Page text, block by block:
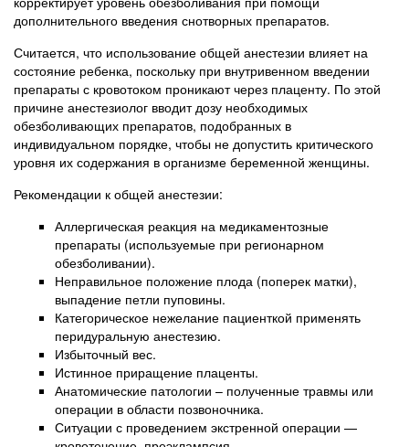
дополнительного введения снотворных препаратов.
Считается, что использование общей анестезии влияет на
состояние ребенка, поскольку при внутривенном введении
препараты с кровотоком проникают через плаценту. По этой
причине анестезиолог вводит дозу необходимых
обезболивающих препаратов, подобранных в
индивидуальном порядке, чтобы не допустить критического
уровня их содержания в организме беременной женщины.
Рекомендации к общей анестезии:
Аллергическая реакция на медикаментозные
препараты (используемые при регионарном
обезболивании).
Неправильное положение плода (поперек матки),
выпадение петли пуповины.
Категорическое нежелание пациенткой применять
перидуральную анестезию.
Избыточный вес.
Истинное приращение плаценты.
Анатомические патологии – полученные травмы или
операции в области позвоночника.
Ситуации с проведением экстренной операции —